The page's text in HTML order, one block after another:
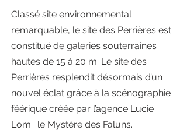
Classé site environnemental
remarquable, le site des Perrières est
constitué de galeries souterraines
hautes de 15 à 20 m. Le site des
Perrières resplendit désormais d’un
nouvel éclat grâce à la scénographie
féérique créée par l’agence Lucie
Lom : le Mystère des Faluns.